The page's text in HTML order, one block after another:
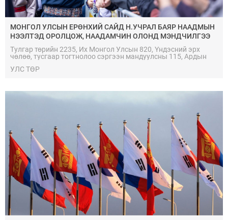
МОНГОЛ УЛСЫН ЕРӨНХИЙ САЙД Н.УЧРАЛ БАЯР НААДМЫН
НЭЭЛТЭД ОРОЛЦОЖ, НААДАМЧИН ОЛОНД МЭНДЧИЛГЭЭ
ДЭВШҮҮЛЭВ
Тулгар төрийн 2235, Их Монгол Улсын 820, Үндэсний эрх
чөлөө, тусгаар тогтнолоо сэргээн мандуулсны 115, Ардын
Үндэсний их баяр наадмын нээлтэд Монгол Улсын Ерөнхий
УЛС ТӨР